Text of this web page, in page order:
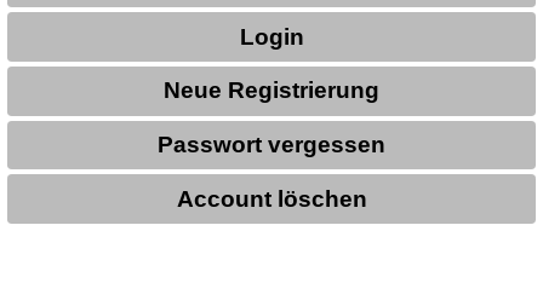
Login
Neue Registrierung
Passwort vergessen
Account löschen